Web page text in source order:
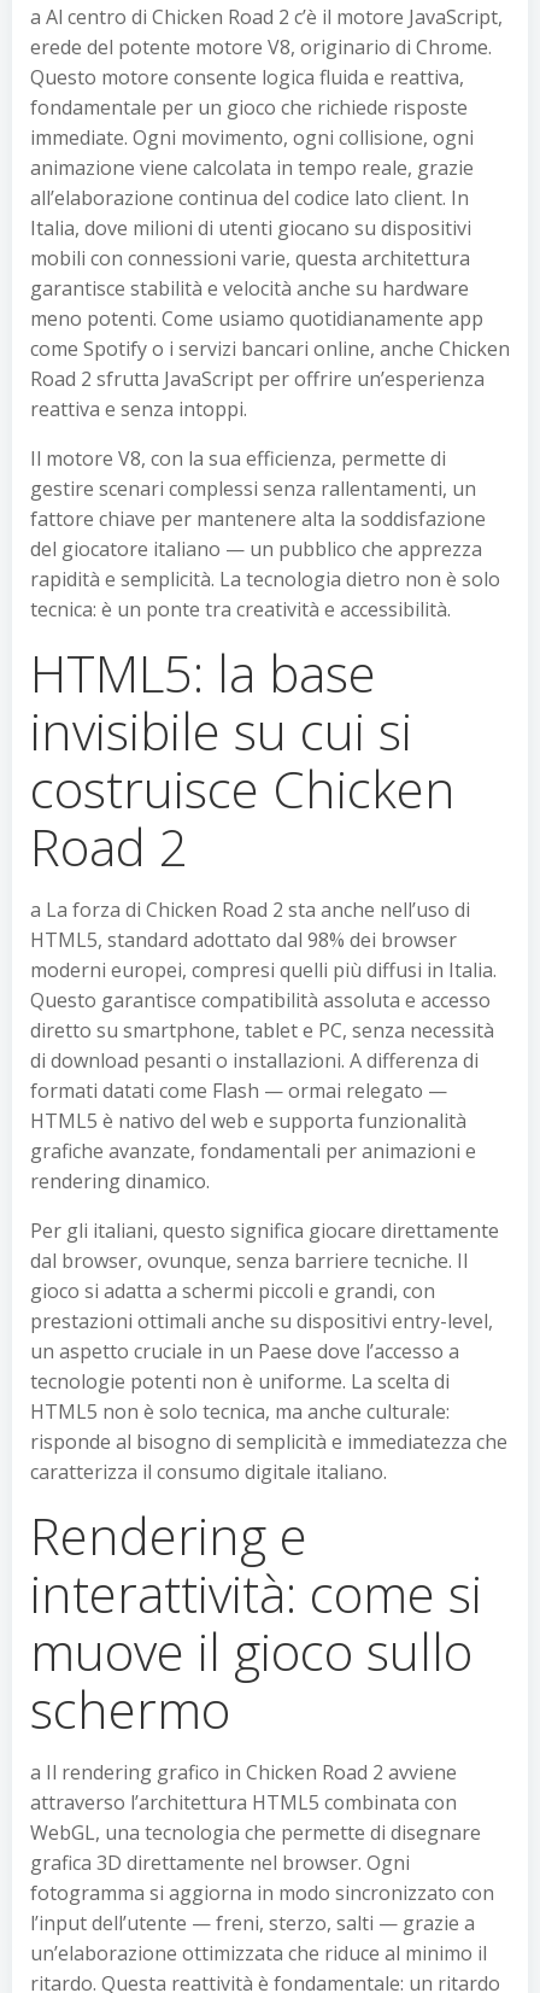
a Al centro di Chicken Road 2 c’è il motore JavaScript,
erede del potente motore V8, originario di Chrome.
Questo motore consente logica fluida e reattiva,
fondamentale per un gioco che richiede risposte
immediate. Ogni movimento, ogni collisione, ogni
animazione viene calcolata in tempo reale, grazie
all’elaborazione continua del codice lato client. In
Italia, dove milioni di utenti giocano su dispositivi
mobili con connessioni varie, questa architettura
garantisce stabilità e velocità anche su hardware
meno potenti. Come usiamo quotidianamente app
come Spotify o i servizi bancari online, anche Chicken
Road 2 sfrutta JavaScript per offrire un’esperienza
reattiva e senza intoppi.
Il motore V8, con la sua efficienza, permette di
gestire scenari complessi senza rallentamenti, un
fattore chiave per mantenere alta la soddisfazione
del giocatore italiano — un pubblico che apprezza
rapidità e semplicità. La tecnologia dietro non è solo
tecnica: è un ponte tra creatività e accessibilità.
HTML5: la base
invisibile su cui si
costruisce Chicken
Road 2
a La forza di Chicken Road 2 sta anche nell’uso di
HTML5, standard adottato dal 98% dei browser
moderni europei, compresi quelli più diffusi in Italia.
Questo garantisce compatibilità assoluta e accesso
diretto su smartphone, tablet e PC, senza necessità
di download pesanti o installazioni. A differenza di
formati datati come Flash — ormai relegato —
HTML5 è nativo del web e supporta funzionalità
grafiche avanzate, fondamentali per animazioni e
rendering dinamico.
Per gli italiani, questo significa giocare direttamente
dal browser, ovunque, senza barriere tecniche. Il
gioco si adatta a schermi piccoli e grandi, con
prestazioni ottimali anche su dispositivi entry-level,
un aspetto cruciale in un Paese dove l’accesso a
tecnologie potenti non è uniforme. La scelta di
HTML5 non è solo tecnica, ma anche culturale:
risponde al bisogno di semplicità e immediatezza che
caratterizza il consumo digitale italiano.
Rendering e
interattività: come si
muove il gioco sullo
schermo
a Il rendering grafico in Chicken Road 2 avviene
attraverso l’architettura HTML5 combinata con
WebGL, una tecnologia che permette di disegnare
grafica 3D direttamente nel browser. Ogni
fotogramma si aggiorna in modo sincronizzato con
l’input dell’utente — freni, sterzo, salti — grazie a
un’elaborazione ottimizzata che riduce al minimo il
ritardo. Questa reattività è fondamentale: un ritardo